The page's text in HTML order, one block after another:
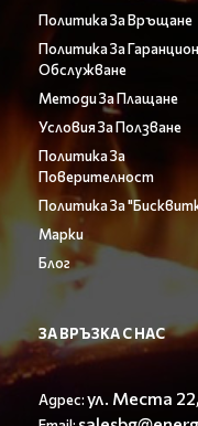
Политика За Връщане
Политика За
Обслужване
Методи За Плащане
Условия За Ползване
Политика За
Поверителност
Политика За
Марки
Блог
ЗА ВРЪЗКА С НАС
Адрес:ул. Места